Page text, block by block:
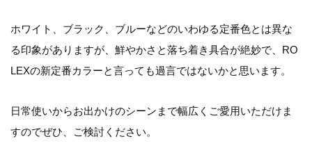
ホワイト、ブラック、ブルーなどのいわゆる定番色とは異な
る印象がありますが、鮮やかさと落ち着き具合が絶妙で、RO
LEXの新定番カラーと言っても過言ではないかと思います。
日常使いからお出かけのシーンまで幅広くご愛用いただけま
すのでぜひ、ご検討ください。